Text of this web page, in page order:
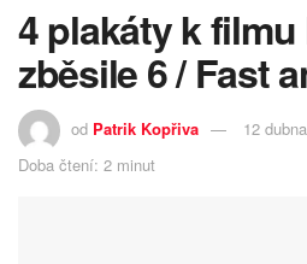
4 plakáty k filmu
zběsile 6 / Fast
od Patrik Kopřiva
12
Doba čtení: 2 minut